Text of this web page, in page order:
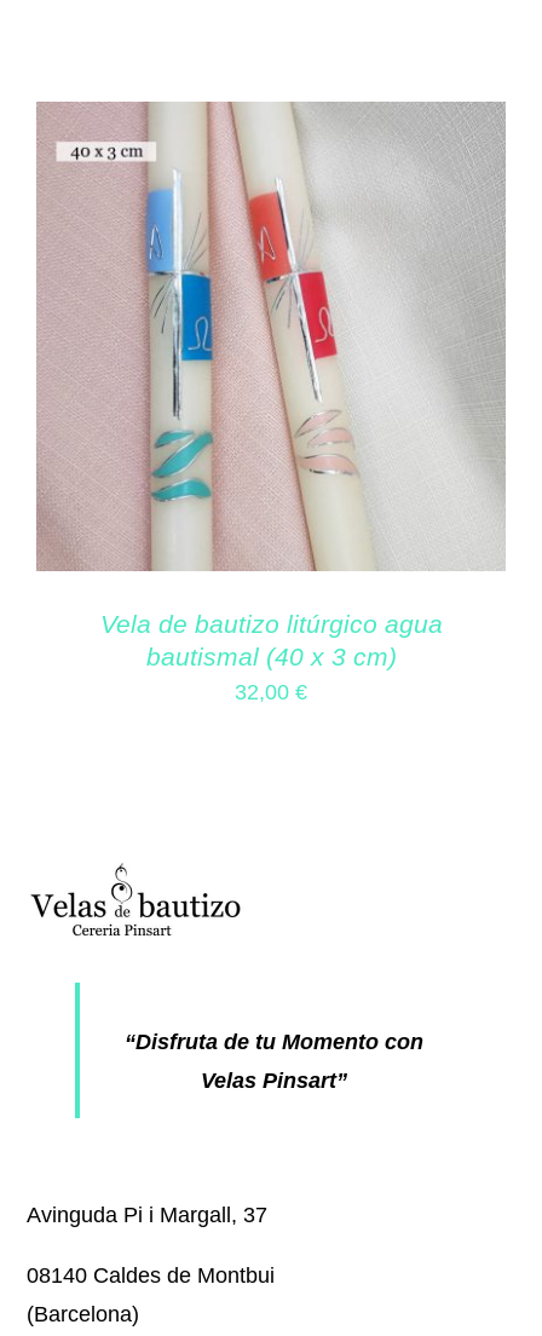
Vela de bautizo litúrgico agua
bautismal (40 x 3 cm)
32,00 €
“Disfruta de tu Momento con
Velas Pinsart”
Avinguda Pi i Margall, 37
08140 Caldes de Montbui
(Barcelona)